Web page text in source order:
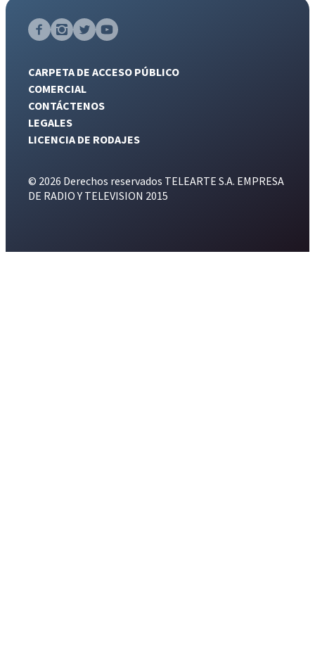
CARPETA DE ACCESO PÚBLICO
COMERCIAL
CONTÁCTENOS
LEGALES
LICENCIA DE RODAJES
© 2026 Derechos reservados TELEARTE S.A. EMPRESA
DE RADIO Y TELEVISION 2015